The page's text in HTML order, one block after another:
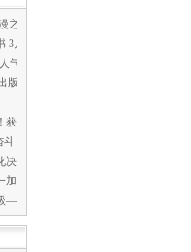
之都迎最豪华艺人阵容
3月20日火热发售！
气唱见鹿乃演唱！
版
奖名单公布！
，致自己”
定！
推出限定款手机
——国动巡回礼